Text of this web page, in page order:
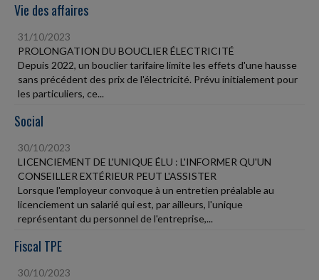
Vie des affaires
31/10/2023
PROLONGATION DU BOUCLIER ÉLECTRICITÉ
Depuis 2022, un bouclier tarifaire limite les effets d'une hausse
sans précédent des prix de l'électricité. Prévu initialement pour
les particuliers, ce...
Social
30/10/2023
LICENCIEMENT DE L'UNIQUE ÉLU : L'INFORMER QU'UN
CONSEILLER EXTÉRIEUR PEUT L'ASSISTER
Lorsque l'employeur convoque à un entretien préalable au
licenciement un salarié qui est, par ailleurs, l'unique
représentant du personnel de l'entreprise,...
Fiscal TPE
30/10/2023